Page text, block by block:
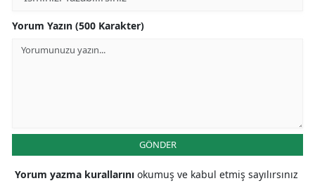
Yorum Yazın (500 Karakter)
GÖNDER
Yorum yazma kurallarını okumuş ve kabul etmiş sayılırsınız